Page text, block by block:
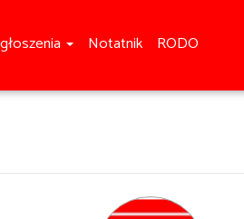
Notatnik RODO